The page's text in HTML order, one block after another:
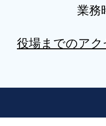
業務
役場までのアク